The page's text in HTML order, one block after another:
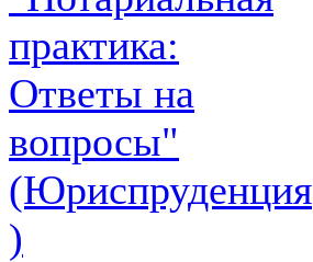
практика:
Ответы на
вопросы"
(Юриспруденция
)